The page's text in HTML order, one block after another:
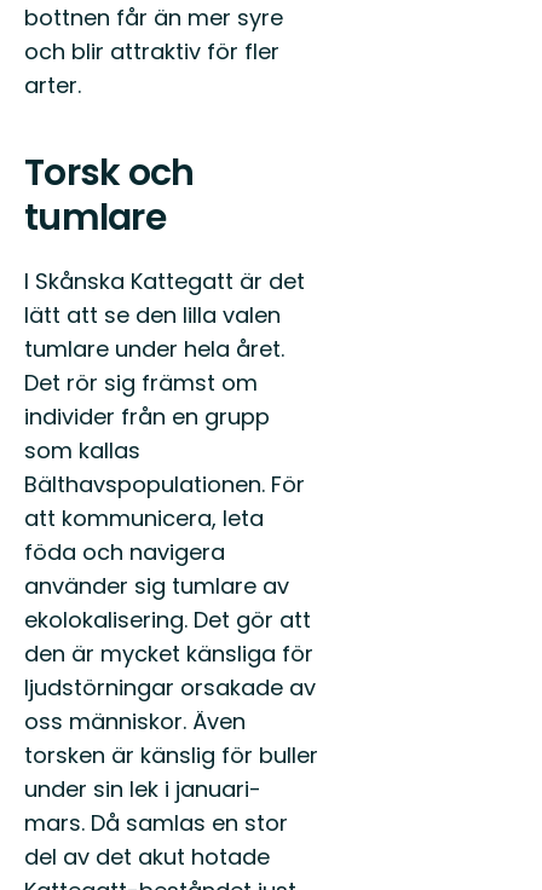
bottnen får än mer syre
och blir attraktiv för fler
arter.
Torsk och
tumlare
I Skånska Kattegatt är det
lätt att se den lilla valen
tumlare under hela året.
Det rör sig främst om
individer från en grupp
som kallas
Bälthavspopulationen. För
att kommunicera, leta
föda och navigera
använder sig tumlare av
ekolokalisering. Det gör att
den är mycket känsliga för
ljudstörningar orsakade av
oss människor. Även
torsken är känslig för buller
under sin lek i januari-
mars. Då samlas en stor
del av det akut hotade